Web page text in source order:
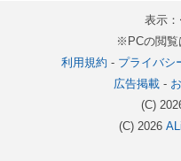
表示：
※PCの閲覧
利用規約 - プライバシ
広告掲載-
(C)
(C) 2026